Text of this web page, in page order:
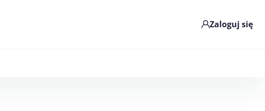
Zaloguj się